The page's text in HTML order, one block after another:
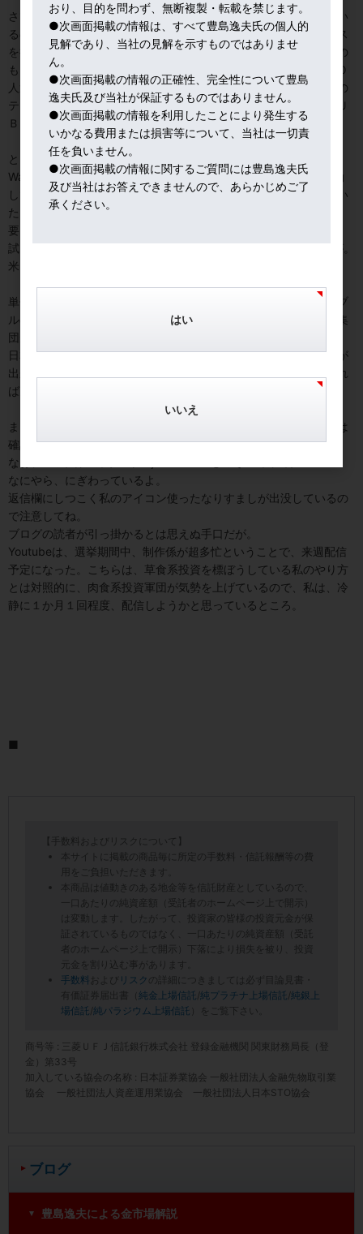
ブログ
豊島逸夫による金市場解説
さて、日本の投資家は、この高値圏で、どのような行動をとってい
るのか。最も印象に残ったのは、サッポロ・サテライト・オフィス
を持つので、札幌での話。豪雪１メートルを超え、まともに歩くの
もままならぬ状況。にも拘わらず、現地の有力地金商では、１００
人近くが押し寄せ、整理券を配る騒ぎが続いているそうな。地元の
テレビが「金を買う方法」なる特集を放送したら、そのＹＯＵＴＵ
ＢＥのアクセスが１５万回を超えたとか。北海道の地方局だよ。
ところ変わって、米国。
Wallstreetbetsという掲示板投資家軍団が、ネットで寄りあい行動
している。ちょっと覗いてみたら、シルバーについて、議論してい
た。
要は、団結してシルバーを買おう、と気勢を上げているのだ。
試しに、私が、silver,my love!と書き込んだら、即、同意の反応が。
米国の銀買いブームの一端を見た。
単価が安いから、一般個人のちょっとした投資というよりギャンブ
ルの手段に化しているね。とはいえ、数は多いので、個人投資家集
団が、ＮＹ銀価格に影響を与えるまでになっている。
日本のＦＸを想起する事態だ。いずれ、米国にもＦＸならぬＳＸが
出来るのでは。但し、レバレッジつけたら、最悪、地獄、運良けれ
ば天国を味わうことになろう。
ま、とにかく、銀市場と金市場では、客筋が全く異なることだけは
確認できた。
なお、Xの筆者アカウント＠jefftoshimaものぞいてみて。
なにやら、にぎわっているよ。
返信欄にしつこく私のアイコン使ったなりすましが出没しているの
で注意してね。
ブログの読者が引っ掛かるとは思えぬ手口だが。
Youtubeは、選挙期間中、制作係が超多忙ということで、来週配信
予定になった。こちらは、草食系投資を標ぼうしている私のやり方
とは対照的に、肉食系投資軍団が気勢を上げているので、私は、冷
静に１か月１回程度、配信しようかと思っているところ。
■
【手数料およびリスクについて】
本サイトに掲載の商品毎に所定の手数料・信託報酬等の費
用をご負担いただきます。
本商品は値動きのある地金等を信託財産としているので、
一口あたりの純資産額（受託者のホームページ上で開示）
は変動します。したがって、投資家の皆様の投資元金が保
証されているものではなく、一口あたりの純資産額（受託
者のホームページ上で開示）下落により損失を被り、投資
元金を割り込む事があります。
手数料
および リスク
の詳細につきましては必ず目論見書・
有価証券届出書（ 純金上場信託 /純プラチナ上場信託 /純銀上
場信託 /純パラジウム上場信託 ）をご覧下さい。
商号等 : 三菱ＵＦＪ信託銀行株式会社 登録金融機関 関東財務局長（登
金）第33号
加入している協会の名称 : 日本証券業協会 一般社団法人金融先物取引業
協会 一般社団法人資産運用業協会 一般社団法人日本STO協会
おり、目的を問わず、無断複製・転載を禁じます。
●次画面掲載の情報は、すべて豊島逸夫氏の個人的
見解であり、当社の見解を示すものではありませ
ん。
●次画面掲載の情報の正確性、完全性について豊島
逸夫氏及び当社が保証するものではありません。
●次画面掲載の情報を利用したことにより発生する
いかなる費用または損害等について、当社は一切責
任を負いません。
●次画面掲載の情報に関するご質問には豊島逸夫氏
及び当社はお答えできませんので、あらかじめご了
承ください。
はい
いいえ